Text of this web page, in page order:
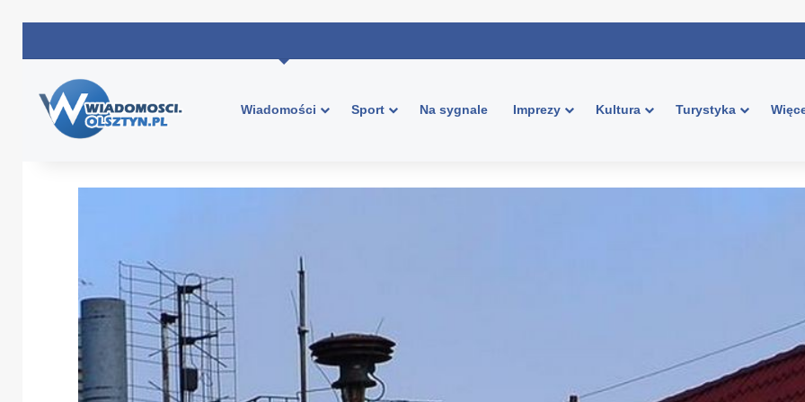
Wiadomości Sport Na sygnale Imprezy Kultura Turystyka